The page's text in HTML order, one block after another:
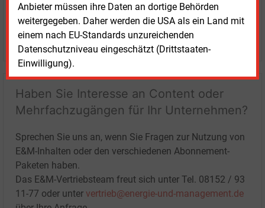
Anbieter müssen ihre Daten an dortige Behörden
weitergegeben. Daher werden die USA als ein Land mit
einem nach EU-Standards unzureichenden
Datenschutzniveau eingeschätzt (Drittstaaten-
Einwilligung).
LOGIN
Haben Sie Interesse an Content oder
Mehrfachzugängen für Ihr Unternehmen?
Sprechen Sie uns an, wenn Sie Fragen zur Nutzung von
E&M-Inhalten oder den verschiedenen Abonnement-
Paketen haben.
Das E&M-Vertriebsteam freut sich unter Tel. 08152 / 93
11-77 oder unter vertrieb@energie-und-management.de